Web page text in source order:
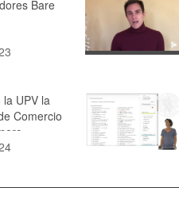
Ganador
Challenge
3:36 · 2024
Aspectos
3:05 · 2011